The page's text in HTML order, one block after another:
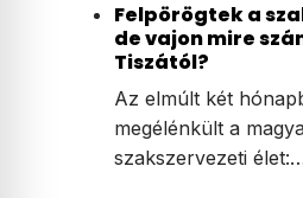
Felpörögtek a
de vajon mire
Tiszától?
Az elmúlt két
megélénkült a
szakszervezeti